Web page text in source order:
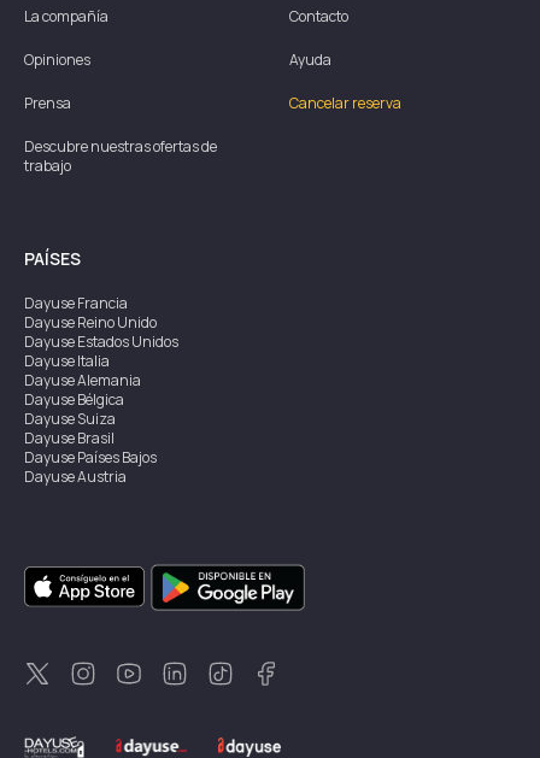
La compañía
Opiniones
Prensa
Descubre nuestras ofertas de
trabajo
Contacto
Ayuda
Cancelar reserva
PAÍSES
DayuseFrancia
DayuseReino Unido
DayuseEstados Unidos
DayuseItalia
DayuseAlemania
DayuseBélgica
DayuseSuiza
DayuseBrasil
DayusePaíses Bajos
DayuseAustria
DayuseSingapur
DayuseSuecia
DayuseTailandia
DayuseNueva Zelanda
DayuseTurquía